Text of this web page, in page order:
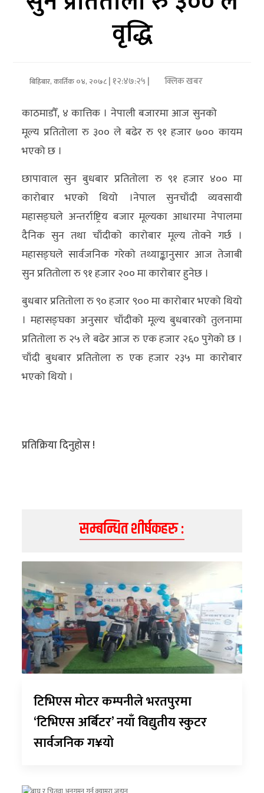
प्रविधि
अन्तरर्वार्ता
विचार/
ब्लग
खेलकुद
रोचक
अन्य
क्लिक
खबर
विशेष
राशिफल
भिडियो
वृद्धि
बिहिबार, कार्तिक ०४, २०७८| १२:४७:२५ | क्लिक खबर
काठमाडौँ, ४ कात्तिक । नेपाली बजारमा आज सुनको
मूल्य प्रतितोला रु ३०० ले बढेर रु ९१ हजार ७०० कायम
भएको छ ।
छापावाल सुन बुधबार प्रतितोला रु ९१ हजार ४०० मा
कारोबार भएको थियो ।नेपाल सुनचाँदी व्यवसायी
महासङ्घले अन्तर्राष्ट्रिय बजार मूल्यका आधारमा नेपालमा
दैनिक सुन तथा चाँदीको कारोबार मूल्य तोक्ने गर्छ ।
महासङ्घले सार्वजनिक गरेको तथ्याङ्कानुसार आज तेजाबी
सुन प्रतितोला रु ९१ हजार २०० मा कारोबार हुनेछ ।
बुधबार प्रतितोला रु ९० हजार ९०० मा कारोबार भएको थियो
। महासङ्घका अनुसार चाँदीको मूल्य बुधबारको तुलनामा
प्रतितोला रु २५ ले बढेर आज रु एक हजार २६० पुगेको छ ।
चाँदी बुधबार प्रतितोला रु एक हजार २३५ मा कारोबार
भएको थियो ।
प्रतिक्रिया दिनुहोस !
सम्बन्धित शीर्षकहरु :
टिभिएस मोटर कम्पनीले भरतपुरमा
‘टिभिएस अर्बिटर’ नयाँ विद्युतीय स्कुटर
सार्वजनिक ग¥यो